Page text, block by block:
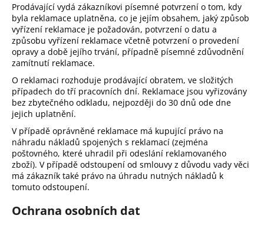
Prodávající vydá zákazníkovi písemné potvrzení o tom, kdy
byla reklamace uplatněna, co je jejím obsahem, jaký způsob
vyřízení reklamace je požadován, potvrzení o datu a
způsobu vyřízení reklamace včetně potvrzení o provedení
opravy a době jejího trvání, případně písemné zdůvodnění
zamítnutí reklamace.
O reklamaci rozhoduje prodávající obratem, ve složitých
případech do tří pracovních dní. Reklamace jsou vyřizovány
bez zbytečného odkladu, nejpozději do 30 dnů ode dne
jejich uplatnění.
V případě oprávněné reklamace má kupující právo na
náhradu nákladů spojených s reklamací (zejména
poštovného, které uhradil při odeslání reklamovaného
zboží). V případě odstoupení od smlouvy z důvodu vady věci
má zákazník také právo na úhradu nutných nákladů k
tomuto odstoupení.
Ochrana osobních dat